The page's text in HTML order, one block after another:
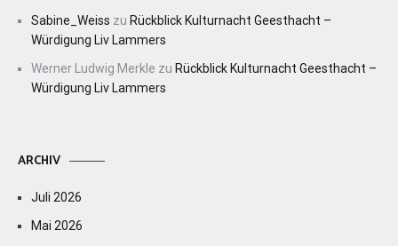
Sabine_Weiss zu Rückblick Kulturnacht Geesthacht –
Würdigung Liv Lammers
Werner Ludwig Merkle zu Rückblick Kulturnacht Geesthacht –
Würdigung Liv Lammers
ARCHIV
Juli 2026
Mai 2026